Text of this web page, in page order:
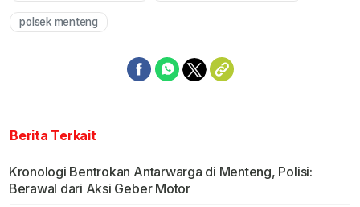
polsek menteng
Berita Terkait
Kronologi Bentrokan Antarwarga di Menteng, Polisi:
Berawal dari Aksi Geber Motor